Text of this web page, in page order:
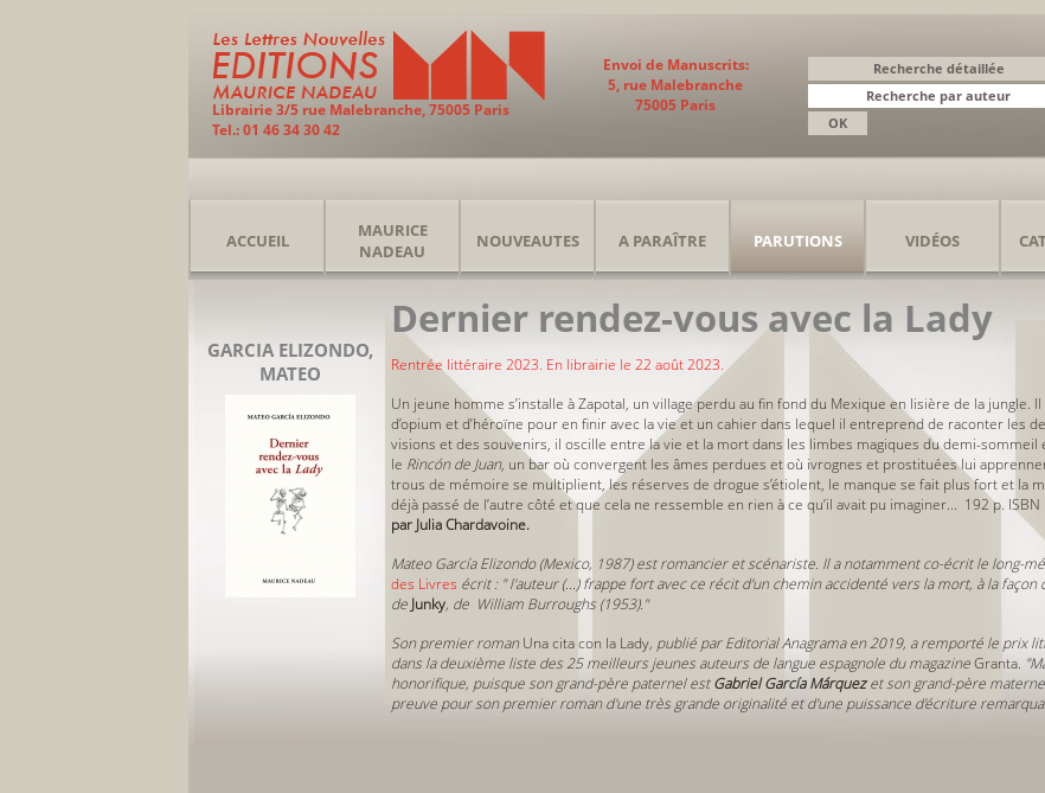
Librairie 3/5 rue Malebranche, 75005 Paris
Tel.: 01 46 34 30 42
Envoi de Manuscrits:
5, rue Malebranche
75005 Paris
ACCUEIL
MAURICE
NADEAU
NOUVEAUTES A PARAÎTRE PARUTIONS VIDÉOS
GARCIA ELIZONDO,
MATEO
Dernier rendez-vous avec la Lady
Rentrée littéraire 2023. En librairie le 22 août 2023.
Un jeune homme s’installe à Zapotal, un village perdu au fin fond du Mexique en lisière de la jungle.
d’opium et d’héroïne pour en finir avec la vie et un cahier dans lequel il entreprend de raconter les
visions et des souvenirs, il oscille entre la vie et la mort dans les limbes magiques du demi-
le Rincón de Juan, un bar où convergent les âmes perdues et où ivrognes et prostituées lui
trous de mémoire se multiplient, les réserves de drogue s’étiolent, le manque se fait plus fort et la
déjà passé de l’autre côté et que cela ne ressemble en rien à ce qu’il avait pu imaginer... 192 p.
par Julia Chardavoine.
Mateo García Elizondo (Mexico, 1987) est romancier et scénariste. Il a notamment co-écrit le long-
des Livres écrit : " l'auteur (...) frappe fort avec ce récit d'un chemin accidenté vers la mort, à la façon
de Junky, de William Bur­roughs (1953)."
Son premier romanUna cita con la Lady, publié par Editorial Anagrama en2019, a remporté le prix
dans la deuxième liste des 25 meilleurs jeunes auteurs de langue espagnole du magazineGranta.
honorifique, puisque son grand-père paternel estGabriel García Márquezet son grand-père
preuve pour son premier roman d'une très grande originalité et d'une puissance d'écriture